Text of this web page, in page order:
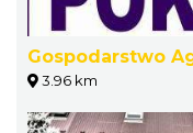
Gospodarstwo
3.96 km